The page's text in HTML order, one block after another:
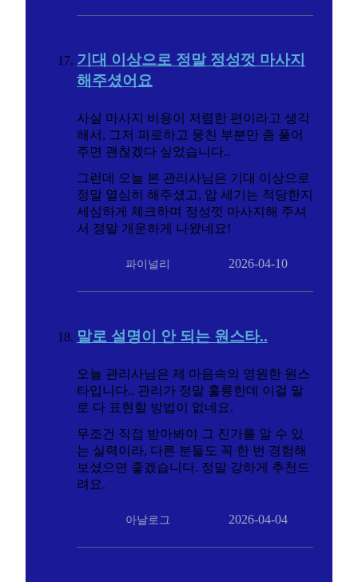
기대 이상으로 정말 정성껏 마사지
해주셨어요
사실 마사지 비용이 저렴한 편이라고 생각
해서, 그저 피로하고 뭉친 부분만 좀 풀어
주면 괜찮겠다 싶었습니다..
그런데 오늘 본 관리사님은 기대 이상으로
정말 열심히 해주셨고, 압 세기는 적당한지
세심하게 체크하며 정성껏 마사지해 주셔
서 정말 개운하게 나왔네요!
파이널리 2026-04-10
말로 설명이 안 되는 원스타..
오늘 관리사님은 제 마음속의 영원한 원스
타입니다.. 관리가 정말 훌륭한데 이걸 말
로 다 표현할 방법이 없네요.
무조건 직접 받아봐야 그 진가를 알 수 있
는 실력이라, 다른 분들도 꼭 한 번 경험해
보셨으면 좋겠습니다. 정말 강하게 추천드
려요.
아날로그 2026-04-04